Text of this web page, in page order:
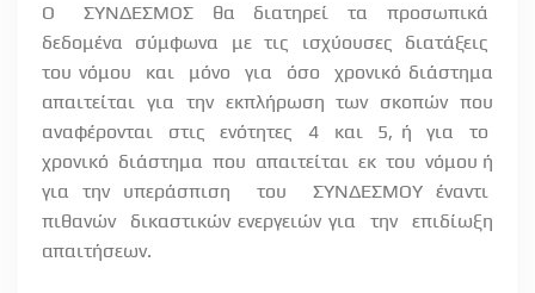
Ο ΣΥΝΔΕΣΜΟΣ θα διατηρεί τα
προσωπικά
δεδομένα
σύμφωνα με τις ισχύουσες
διατάξεις
του νόμου
και μόνο για όσο
χρονικό διάστημα
απαιτείται για την εκπλήρωση των σκοπών που
αναφέρονται
στις ενότητες 4 και 5, ή για
το
χρονικό διάστημα που απαιτείται εκ του νόμου ή
για την υπεράσπιση
του
ΣΥΝΔΕΣΜΟΥ έναντι
πιθανών
δικαστικών ενεργειών για την
επιδίωξη
απαιτήσεων.